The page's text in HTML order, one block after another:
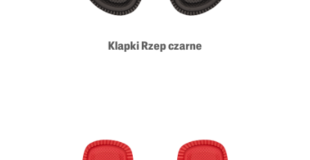
Klapki Rzep czarne